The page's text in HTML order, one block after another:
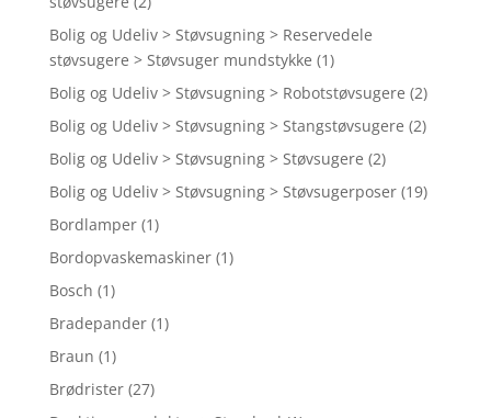
Bolig og Udeliv > Støvsugning > Reservedele
støvsugere > Støvsuger mundstykke (1)
Bolig og Udeliv > Støvsugning > Robotstøvsugere (2)
Bolig og Udeliv > Støvsugning > Stangstøvsugere (2)
Bolig og Udeliv > Støvsugning > Støvsugere (2)
Bolig og Udeliv > Støvsugning > Støvsugerposer (19)
Bordlamper (1)
Bordopvaskemaskiner (1)
Bosch (1)
Bradepander (1)
Braun (1)
Brødrister (27)